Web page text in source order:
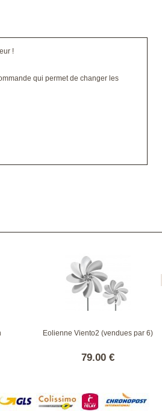
!
qui permet de changer les
Eolienne Viento2 (vendues par 6)
79.00 €